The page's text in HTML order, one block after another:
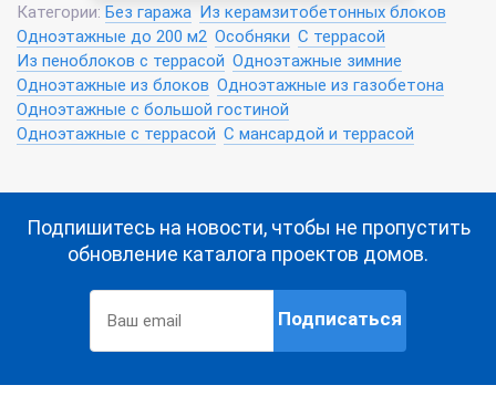
Категории: Без гаража Из керамзитобетонных блоков
Одноэтажные до 200 м2 Особняки С террасой
Из пеноблоков с террасой Одноэтажные зимние
Одноэтажные из блоков Одноэтажные из газобетона
Одноэтажные с большой гостиной
Одноэтажные с террасой С мансардой и террасой
Подпишитесь на новости, чтобы не пропустить
обновление каталога проектов домов.
Подписаться